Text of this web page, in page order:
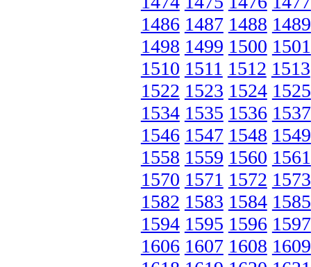
1486 1487 1488 1489
1498 1499 1500 1501
1510 1511 1512 1513
1522 1523 1524 1525
1534 1535 1536 1537
1546 1547 1548 1549
1558 1559 1560 1561
1570 1571 1572 1573
1582 1583 1584 1585
1594 1595 1596 1597
1606 1607 1608 1609